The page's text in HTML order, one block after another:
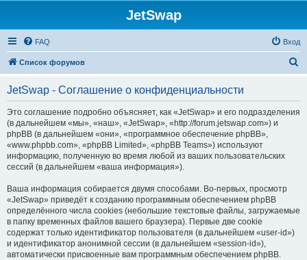
JetSwap
FAQ Вход
Список форумов
JetSwap - Соглашение о конфиденциальности
Это соглашение подробно объясняет, как «JetSwap» и его подразделения
(в дальнейшем «мы», «наш», «JetSwap», «http://forum.jetswap.com») и
phpBB (в дальнейшем «они», «программное обеспечение phpBB»,
«www.phpbb.com», «phpBB Limited», «phpBB Teams») используют
информацию, полученную во время любой из ваших пользовательских
сессий (в дальнейшем «ваша информация»).
Ваша информация собирается двумя способами. Во-первых, просмотр
«JetSwap» приведёт к созданию программным обеспечением phpBB
определённого числа cookies (небольшие текстовые файлы, загружаемые
в папку временных файлов вашего браузера). Первые две cookie
содержат только идентификатор пользователя (в дальнейшем «user-id»)
и идентификатор анонимной сессии (в дальнейшем «session-id»),
автоматически присвоенные вам программным обеспечением phpBB.